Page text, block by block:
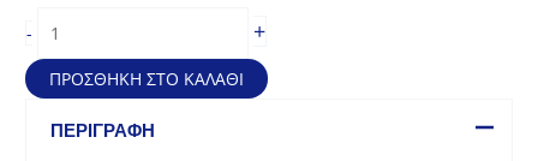
-
Καρέκλα
Τραπεζαρίας
Κουζίνας
Μέταλλο
Χρώμιο,
+
ΠΡΟΣΘΉΚΗ ΣΤΟ ΚΑΛΆΘΙ
ΠΕΡΙΓΡΑΦΉ